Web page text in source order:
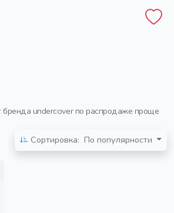
бренда undercover по распродаже проще
Сортировка: По популярности